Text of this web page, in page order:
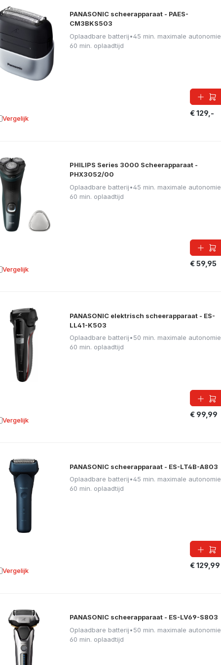
PANASONIC scheerapparaat - PAES-
CM3BKS503
Oplaadbare batterij•45 min. maximale autonomie
60 min. oplaadtijd
€ 129,-
Vergelijk aan vergelijking
PHILIPS Series 3000 Scheerapparaat -
PHX3052/00
Oplaadbare batterij•45 min. maximale autonomie
60 min. oplaadtijd
€ 59,95
Vergelijk aan vergelijking
PANASONIC elektrisch scheerapparaat - ES-
LL41-K503
Oplaadbare batterij•50 min. maximale autonomie
60 min. oplaadtijd
€ 99,99
Vergelijk aan vergelijking
PANASONIC scheerapparaat - ES-LT4B-A803
Oplaadbare batterij•45 min. maximale autonomie
60 min. oplaadtijd
€ 129,99
Vergelijk aan vergelijking
PANASONIC scheerapparaat - ES-LV69-S803
Oplaadbare batterij•50 min. maximale autonomie
60 min. oplaadtijd